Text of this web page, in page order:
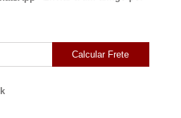
Calcular Frete